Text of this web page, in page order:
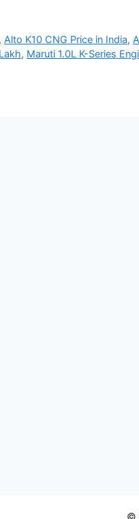
, Alto K10 CNG Price in India,
, Maruti 1.0L K-Series